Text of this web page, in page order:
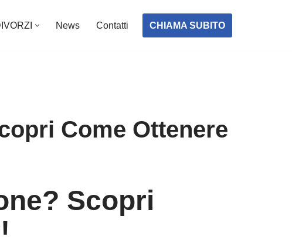
News Contatti CHIAMA SUBITO
Come Ottenere
Scopri